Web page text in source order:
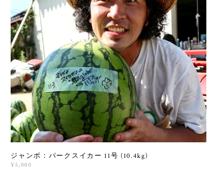
ジャンボ：パークスイカー 11号 (10.4kg)
¥5,000